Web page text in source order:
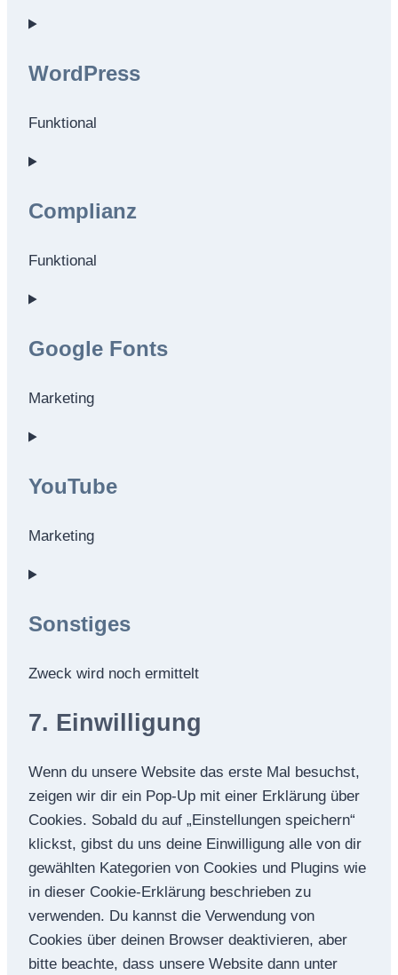
WordPress
Funktional
Consent
service
Complianz
Funktional
Consent
service
Google Fonts
Marketing
Consent
service
fonts
YouTube
Marketing
Consent
service
Sonstiges
Zweck wird noch ermittelt
Consent
to
7. Einwilligung
Wenn du unsere Website das erste Mal besuchst,
zeigen wir dir ein Pop-Up mit einer Erklärung über
Cookies. Sobald du auf „Einstellungen speichern“
klickst, gibst du uns deine Einwilligung alle von dir
gewählten Kategorien von Cookies und Plugins wie
in dieser Cookie-Erklärung beschrieben zu
verwenden. Du kannst die Verwendung von
Cookies über deinen Browser deaktivieren, aber
bitte beachte, dass unsere Website dann unter